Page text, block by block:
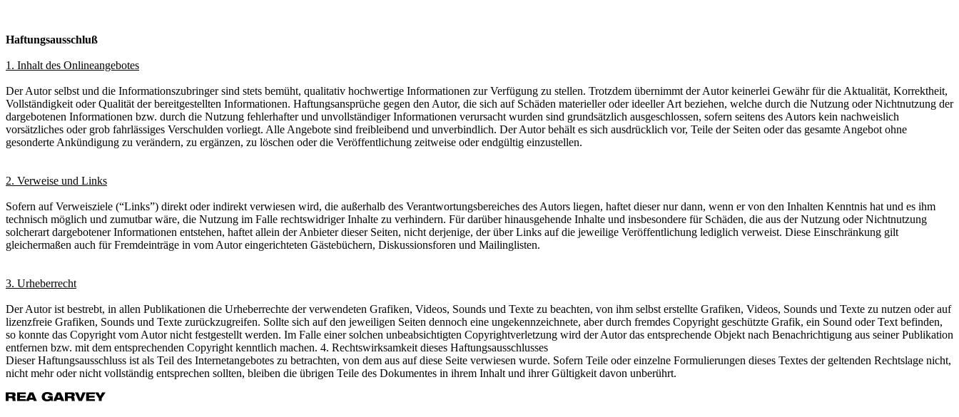
Haftungsausschluß
1. Inhalt des Onlineangebotes
Der Autor selbst und die Informationszubringer sind stets bemüht, qualitativ hochwertige Informationen zur Verfügung zu stellen. Trotzdem übernimmt der Autor keinerlei Gewähr für die Aktualität, Korrektheit,
Vollständigkeit oder Qualität der bereitgestellten Informationen. Haftungsansprüche gegen den Autor, die sich auf Schäden materieller oder ideeller Art beziehen, welche durch die Nutzung oder Nichtnutzung der
dargebotenen Informationen bzw. durch die Nutzung fehlerhafter und unvollständiger Informationen verursacht wurden sind grundsätzlich ausgeschlossen, sofern seitens des Autors kein nachweislich
vorsätzliches oder grob fahrlässiges Verschulden vorliegt. Alle Angebote sind freibleibend und unverbindlich. Der Autor behält es sich ausdrücklich vor, Teile der Seiten oder das gesamte Angebot ohne
gesonderte Ankündigung zu verändern, zu ergänzen, zu löschen oder die Veröffentlichung zeitweise oder endgültig einzustellen.
2. Verweise und Links
Sofern auf Verweisziele (“Links”) direkt oder indirekt verwiesen wird, die außerhalb des Verantwortungsbereiches des Autors liegen, haftet dieser nur dann, wenn er von den Inhalten Kenntnis hat und es ihm
technisch möglich und zumutbar wäre, die Nutzung im Falle rechtswidriger Inhalte zu verhindern. Für darüber hinausgehende Inhalte und insbesondere für Schäden, die aus der Nutzung oder Nichtnutzung
solcherart dargebotener Informationen entstehen, haftet allein der Anbieter dieser Seiten, nicht derjenige, der über Links auf die jeweilige Veröffentlichung lediglich verweist. Diese Einschränkung gilt
gleichermaßen auch für Fremdeinträge in vom Autor eingerichteten Gästebüchern, Diskussionsforen und Mailinglisten.
3. Urheberrecht
Der Autor ist bestrebt, in allen Publikationen die Urheberrechte der verwendeten Grafiken, Videos, Sounds und Texte zu beachten, von ihm selbst erstellte Grafiken, Videos, Sounds und Texte zu nutzen oder auf
lizenzfreie Grafiken, Sounds und Texte zurückzugreifen. Sollte sich auf den jeweiligen Seiten dennoch eine ungekennzeichnete, aber durch fremdes Copyright geschützte Grafik, ein Sound oder Text befinden,
so konnte das Copyright vom Autor nicht festgestellt werden. Im Falle einer solchen unbeabsichtigten Copyrightverletzung wird der Autor das entsprechende Objekt nach Benachrichtigung aus seiner Publikation
entfernen bzw. mit dem entsprechenden Copyright kenntlich machen. 4. Rechtswirksamkeit dieses Haftungsausschlusses
Dieser Haftungsausschluss ist als Teil des Internetangebotes zu betrachten, von dem aus auf diese Seite verwiesen wurde. Sofern Teile oder einzelne Formulierungen dieses Textes der geltenden Rechtslage nicht,
nicht mehr oder nicht vollständig entsprechen sollten, bleiben die übrigen Teile des Dokumentes in ihrem Inhalt und ihrer Gültigkeit davon unberührt.